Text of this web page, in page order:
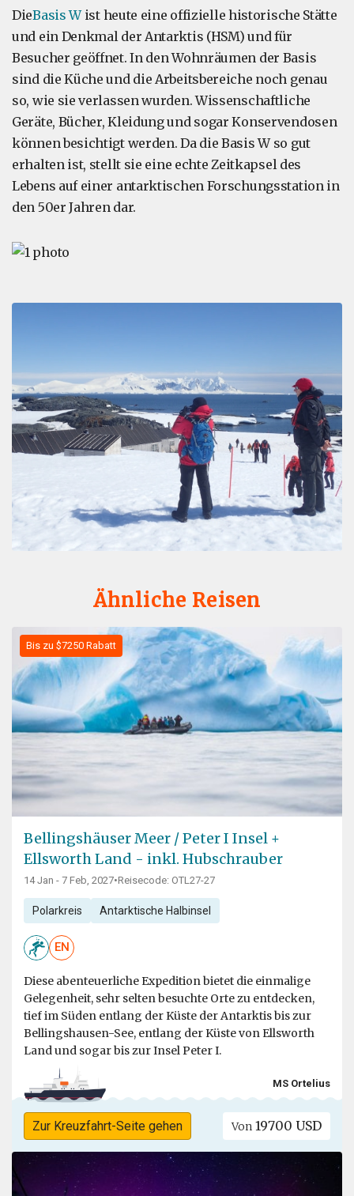
DieBasis Wist heute eine offizielle historische Stätte
und ein Denkmal der Antarktis (HSM) und für
Besucher geöffnet. In den Wohnräumen der Basis
sind die Küche und die Arbeitsbereiche noch genau
so, wie sie verlassen wurden. Wissenschaftliche
Geräte, Bücher, Kleidung und sogar Konservendosen
können besichtigt werden. Da die Basis W so gut
erhalten ist, stellt sie eine echte Zeitkapsel des
Lebens auf einer antarktischen Forschungsstation in
den 50er Jahren dar.
Ähnliche Reisen
Bis zu $7250 Rabatt
Bellingshäuser Meer / Peter I Insel +
Ellsworth Land - inkl. Hubschrauber
14 Jan - 7 Feb, 2027•Reisecode: OTL27-27
Polarkreis Antarktische Halbinsel
EN
Diese abenteuerliche Expedition bietet die einmalige
Gelegenheit, sehr selten besuchte Orte zu entdecken,
tief im Süden entlang der Küste der Antarktis bis zur
Bellingshausen-See, entlang der Küste von Ellsworth
Land und sogar bis zur Insel Peter I.
MS Ortelius
Zur Kreuzfahrt-Seite gehen Von 19700 USD